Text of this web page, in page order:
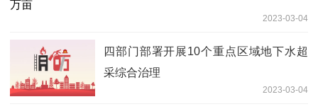
2023-03-04
四部门部署开展10个重点区域地下水超
采综合治理
2023-03-04